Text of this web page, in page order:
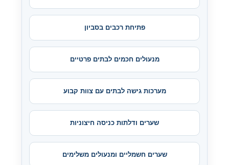
פתיחת רכבים בסביון
מנעולים חכמים לבתים פרטיים
מערכות גישה לבתים עם צוות קבוע
שערים ודלתות כניסה חיצוניות
שערים חשמליים ומנעולים משלימים